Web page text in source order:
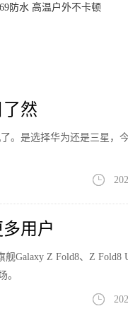
防水 高温户外不卡顿
然
。是选择华为还是三星，
用户
Galaxy Z Fold8、Z Fold8
。